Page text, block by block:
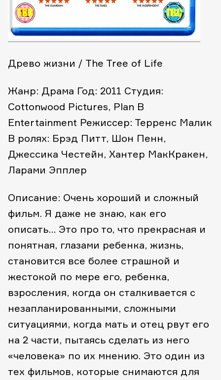
Древо жизни / The Tree of Life
Жанр: Драма Год: 2011 Студия:
Cottonwood Pictures, Plan B
Entertainment Режиссер: Терренс Малик
В ролях: Брэд Питт, Шон Пенн,
Джессика Честейн, Хантер МакКракен,
Ларами Эпплер
Описание: Очень хороший и сложный
фильм. Я даже не знаю, как его
описать… Это про то, что прекрасная и
понятная, глазами ребенка, жизнь,
становится все более страшной и
жестокой по мере его, ребенка,
взросления, когда он сталкивается с
незапланированными, сложными
ситуациями, когда мать и отец рвут его
на 2 части, пытаясь сделать из него
«человека» по их мнению. Это один из
тех фильмов, которые снимаются для